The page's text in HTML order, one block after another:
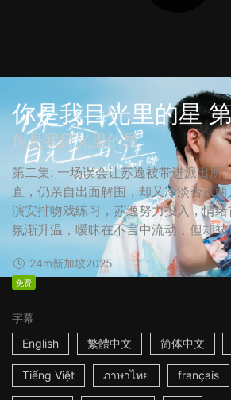
你是我目光里的星
你是我目光里的星
第二集: 一场误会让苏逸被带进派出所
直，仍亲自出面解围，却又冷淡否认
演安排吻戏练习，苏逸努力投入，情
氛渐升温，暧昧在不言中流动，但却被
24m新加坡2025
免费
字幕
English
繁體中文 简体中文
Tiếng Việt ภาษาไทย français